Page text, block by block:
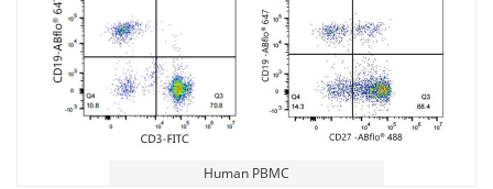
Human PBMC